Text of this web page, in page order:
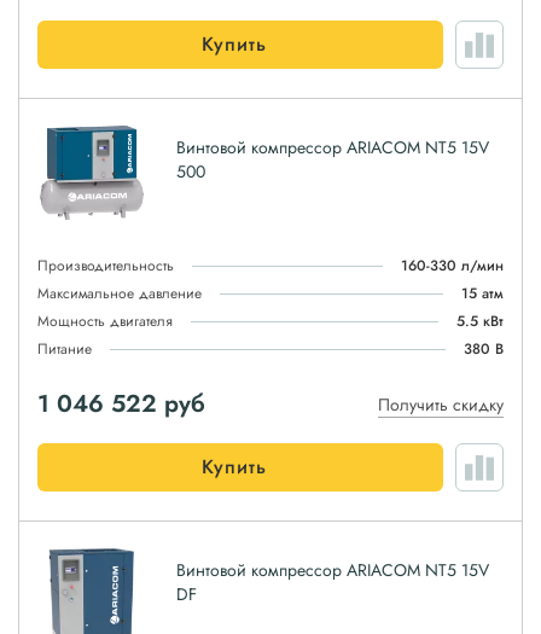
Купить
Винтовой компрессор ARIACOM NT5 15V
500
Производительность
160-330 л/мин
Максимальное давление
15 атм
Мощность двигателя
5.5 кВт
Питание
380 В
1 046 522 руб Получить скидку
Купить
Винтовой компрессор ARIACOM NT5 15V
DF